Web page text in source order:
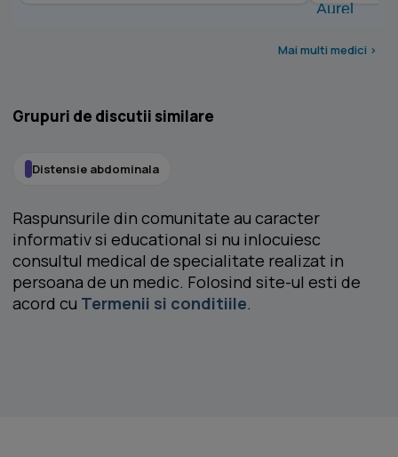
Mai multi medici >
Grupuri de discutii similare
Distensie abdominala
Raspunsurile din comunitate au caracter
informativ si educational si nu inlocuiesc
consultul medical de specialitate realizat in
persoana de un medic. Folosind site-ul esti de
acord cu Termenii si conditiile.